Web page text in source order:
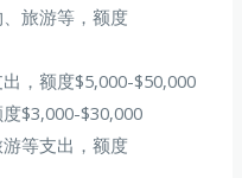
旅游等，额度
，额度$5,000-$50,000
$3,000-$30,000
游等支出，额度